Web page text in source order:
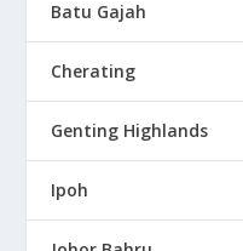
Batu Gajah
Cherating
Genting Highlands
Ipoh